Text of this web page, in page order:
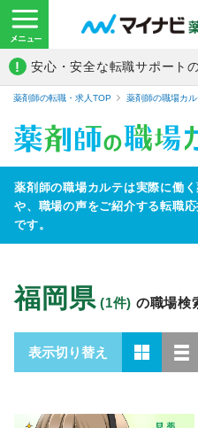
! 安心・安全な転職サポート
薬剤師の転職・求人TOP 薬剤師の職場カル
薬剤師の職場カルテは実際に働
や、 職場の声をご紹介する転職
です。
福岡県 (1件) の職場検
表示切り替え